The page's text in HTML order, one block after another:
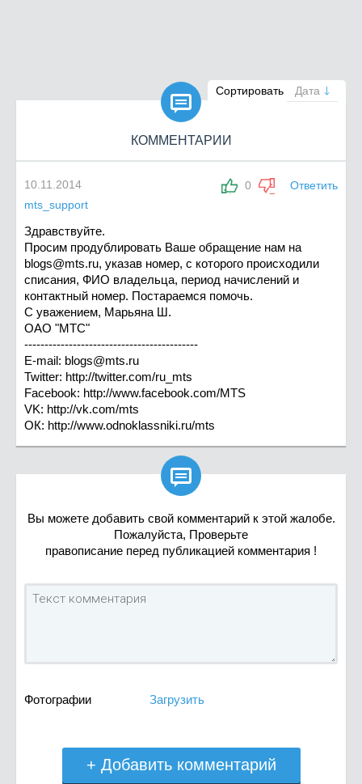
Сортировать Дата

КОММЕНТАРИИ
0 Ответить
10.11.2014
mts_support
Здравствуйте.
Просим продублировать Ваше обращение нам на
blogs@mts.ru, указав номер, с которого происходили
списания, ФИО владельца, период начислений и
контактный номер. Постараемся помочь.
С уважением, Марьяна Ш.
ОАО "МТС"
-------------------------------------------
E-mail: blogs@mts.ru
Twitter: http://twitter.com/ru_mts
Facebook: http://www.facebook.com/MTS
VK: http://vk.com/mts
ОК: http://www.odnoklassniki.ru/mts

Вы можете добавить свой комментарий к этой жалобе.
Пожалуйста, Проверьте
правописание перед публикацией комментария !
Фотографии Загрузить
+ Добавить комментарий